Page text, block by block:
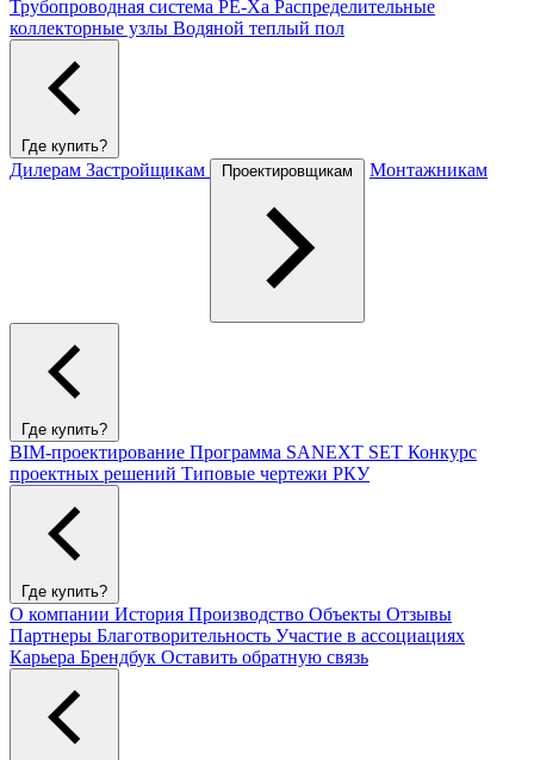
Трубопроводная система PE-Xa Распределительные
коллекторные узлы Водяной теплый пол
Где купить?
Дилерам Застройщикам Проектировщикам Монтажникам
Где купить?
BIM-проектирование Программа SANEXT SET Конкурс
проектных решений Типовые чертежи РКУ
Где купить?
О компании История Производство Объекты Отзывы
Партнеры Благотворительность Участие в ассоциациях
Карьера Брендбук Оставить обратную связь